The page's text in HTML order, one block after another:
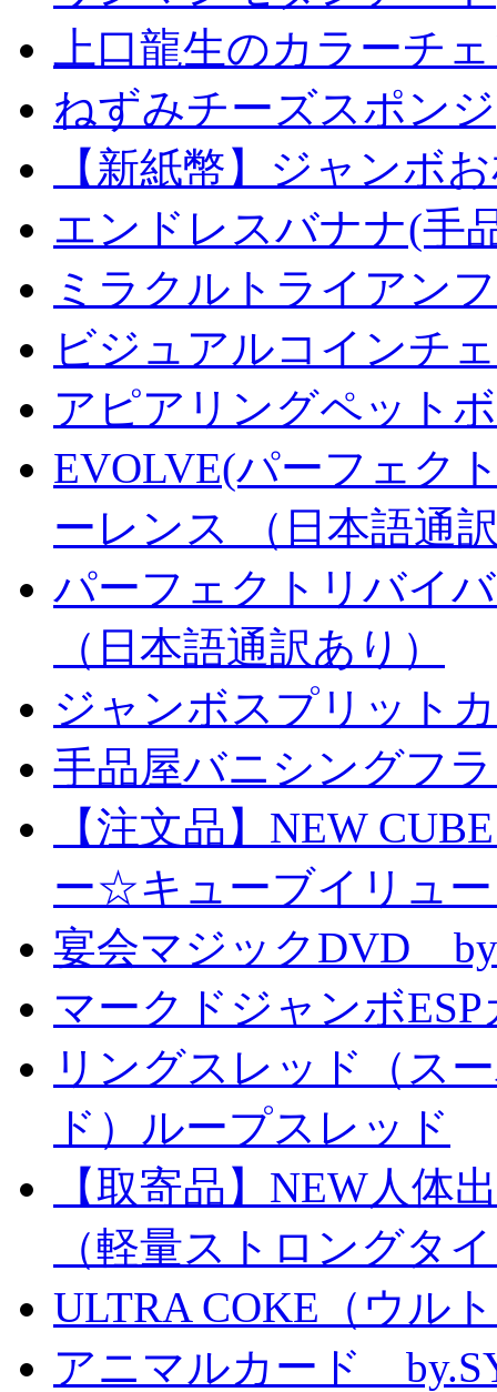
上口龍生のカラーチ
ねずみチーズスポンジ
【新紙幣】ジャンボ
エンドレスバナナ(手
ミラクルトライアン
ビジュアルコインチ
アピアリングペット
EVOLVE(パーフェク
ーレンス （日本語通
パーフェクトリバイ
（日本語通訳あり）
ジャンボスプリット
手品屋バニシングフ
【注文品】NEW
ー☆キューブイリュ
宴会マジックDVD
マークドジャンボ
リングスレッド（ス
ド）ループスレッド
【取寄品】NEW人体
（軽量ストロングタ
ULTRA COKE（ウル
アニマルカード